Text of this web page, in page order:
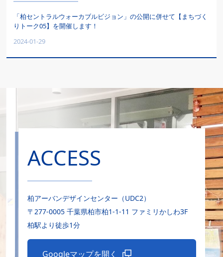
「柏セントラルウォーカブルビジョン」の公開に併せて【まちづく
りトーク05】を開催します！
2024-01-29
ACCESS
柏アーバンデザインセンター（UDC2）
〒277-0005 千葉県柏市柏1-1-11 ファミリかしわ3F
柏駅より徒歩1分
Googleマップを開く